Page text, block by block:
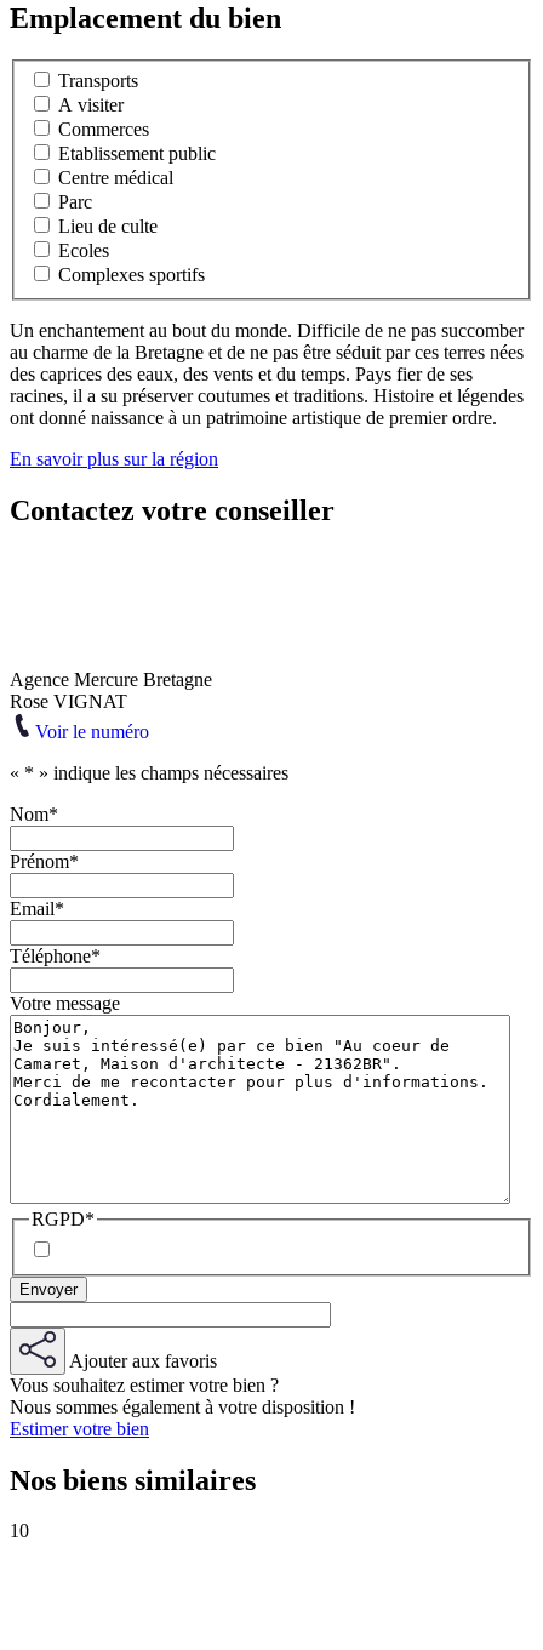
Emplacement du bien
Transports
A visiter
Commerces
Etablissement public
Centre médical
Parc
Lieu de culte
Ecoles
Complexes sportifs
Un enchantement au bout du monde. Difficile de ne pas succomber
au charme de la Bretagne et de ne pas être séduit par ces terres nées
des caprices des eaux, des vents et du temps. Pays fier de ses
racines, il a su préserver coutumes et traditions. Histoire et légendes
ont donné naissance à un patrimoine artistique de premier ordre.
En savoir plus sur la région
Contactez votre conseiller
Agence Mercure Bretagne
Rose VIGNAT
Voir le numéro
« * » indique les champs nécessaires
Nom*
Prénom*
Email*
Téléphone*
Votre message
RGPD*
Ajouter aux favoris
Vous souhaitez estimer votre bien ?
Nous sommes également à votre disposition !
Estimer votre bien
Nos biens similaires
10